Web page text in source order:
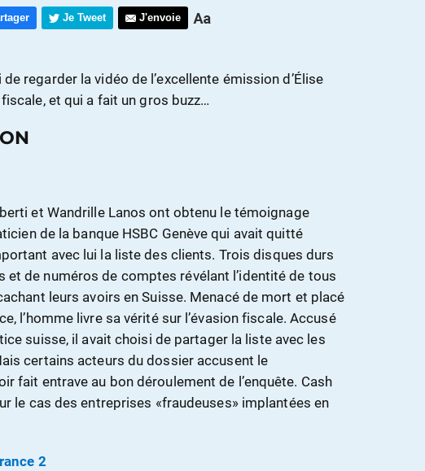
Je Tweet J'envoie
regarder la vidéo de l’excellente émission d’Élise
et qui a fait un gros buzz…
et Wandrille Lanos ont obtenu le témoignage
de la banque HSBC Genève qui avait quitté
avec lui la liste des clients. Trois disques durs
et de numéros de comptes révélant l’identité de tous
leurs avoirs en Suisse. Menacé de mort et placé
l’homme livre sa vérité sur l’évasion fiscale. Accusé
suisse, il avait choisi de partager la liste avec les
certains acteurs du dossier accusent le
fait entrave au bon déroulement de l’enquête. Cash
le cas des entreprises «fraudeuses» implantées en
2